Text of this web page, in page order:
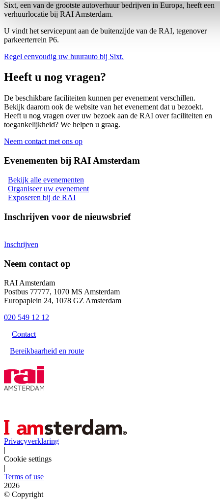
Sixt, een van de grootste autoverhuur bedrijven in Europa, heeft een
verhuurlocatie bij RAI Amsterdam.
U vindt het servicepunt aan de buitenzijde van de RAI, tegenover
parkeerterrein P6.
Regel eenvoudig uw huurauto bij Sixt.
Heeft u nog vragen?
De beschikbare faciliteiten kunnen per evenement verschillen.
Bekijk daarom ook de website van het evenement dat u bezoekt.
Heeft u nog vragen over uw bezoek aan de RAI over faciliteiten en
toegankelijkheid? We helpen u graag.
Neem contact met ons op
Evenementen bij RAI Amsterdam
Bekijk alle evenementen
Organiseer uw evenement
Exposeren bij de RAI
Inschrijven voor de nieuwsbrief
Inschrijven
Neem contact op
RAI Amsterdam
Postbus 77777, 1070 MS Amsterdam
Europaplein 24, 1078 GZ Amsterdam
020 549 12 12
Contact
Bereikbaarheid en route
Privacyverklaring
|
Cookie settings
|
Terms of use
2026
© Copyright